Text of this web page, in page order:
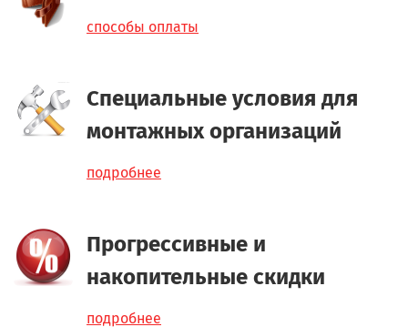
способы оплаты
Специальные условия для
монтажных организаций
подробнее
Прогрессивные и
накопительные скидки
подробнее